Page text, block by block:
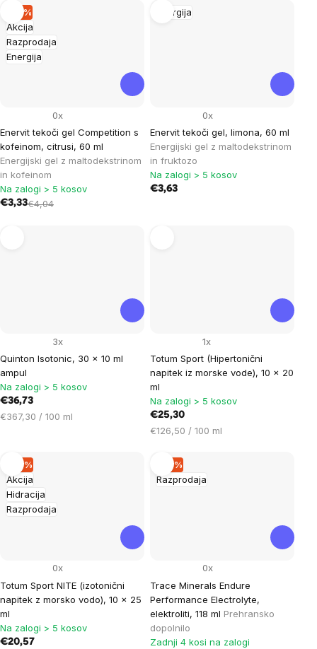
enoto:
Akcija
Razprodaja
Energija
–17 %
Enervit tekoči gel Competition s
kofeinom, citrusi, 60 ml
Energijski gel z maltodekstrinom
in kofeinom
0x
Na zalogi > 5 kosov
€3,33€4,04
Energija
Enervit tekoči gel, limona, 60 ml
Energijski gel z maltodekstrinom
in fruktozo
0x
Na zalogi > 5 kosov
€3,63
Quinton Isotonic, 30 x 10 ml
ampul
3x
Na zalogi > 5 kosov
€36,73
Cena
€367,30 / 100 ml
Totum Sport (Hipertonični
napitek iz morske vode), 10 x 20
ml
1x
Na zalogi > 5 kosov
€25,30
Cena
enoto:
€126,50 / 100 ml
Akcija
Hidracija
Razprodaja
–18 %
Totum Sport NITE (izotonični
napitek z morsko vodo), 10 x 25
ml
0x
Na zalogi > 5 kosov
€20,57
Razprodaja
–18 %
Trace Minerals Endure
Performance Electrolyte,
elektroliti, 118 ml Prehransko
dopolnilo
0x
Zadnji 4 kosi na zalogi